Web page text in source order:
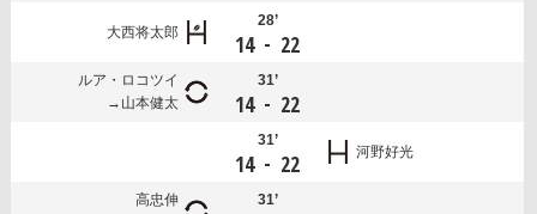
大西将太郎
28’
14 - 22
ルア・ロコツイ
山本健太
31’
14 - 22
31’
14 - 22 河野好光
高忠伸
31’